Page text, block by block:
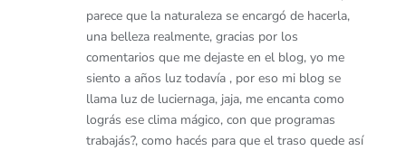
parece que la naturaleza se encargó de hacerla,
una belleza realmente, gracias por los
comentarios que me dejaste en el blog, yo me
siento a años luz todavía , por eso mi blog se
llama luz de luciernaga, jaja, me encanta como
lográs ese clima mágico, con que programas
trabajás?, como hacés para que el traso quede así